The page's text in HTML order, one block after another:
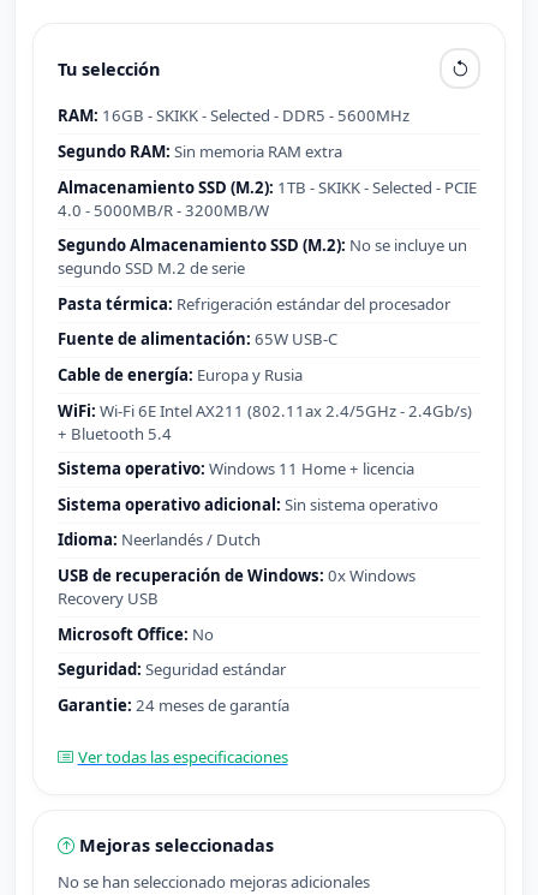
Tu selección
RAM: 16GB - SKIKK - Selected - DDR5 - 5600MHz
Segundo RAM: Sin memoria RAM extra
Almacenamiento SSD (M.2): 1TB - SKIKK - Selected - PCIE
4.0 - 5000MB/R - 3200MB/W
Segundo Almacenamiento SSD (M.2): No se incluye un
segundo SSD M.2 de serie
Pasta térmica: Refrigeración estándar del procesador
Fuente de alimentación: 65W USB-C
Cable de energía: Europa y Rusia
WiFi: Wi-Fi 6E Intel AX211 (802.11ax 2.4/5GHz - 2.4Gb/s)
+ Bluetooth 5.4
Sistema operativo: Windows 11 Home + licencia
Sistema operativo adicional: Sin sistema operativo
Idioma: Neerlandés / Dutch
USB de recuperación de Windows: 0x Windows
Recovery USB
Microsoft Office: No
Seguridad: Seguridad estándar
Garantie: 24 meses de garantía
Ver todas las especificaciones
Mejoras seleccionadas
No se han seleccionado mejoras adicionales